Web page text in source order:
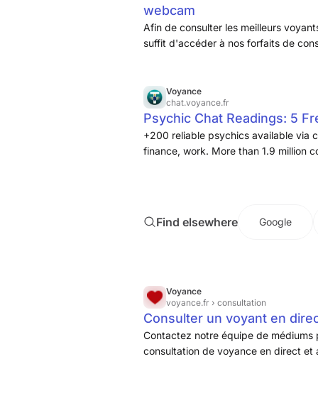
webcam
Afin de consulter les meilleurs
suffit d'accéder à nos forfaits de
Voyance
chat.voyance.fr
Psychic Chat Readings: 5
+200 reliable psychics available via
finance, work. More than 1.9 million
Find elsewhere Google
Voyance
voyance.fr › consultation
Consulter un voyant en
Contactez notre équipe de
consultation de voyance en direct